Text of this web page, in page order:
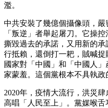
濫。
中共安裝了幾億個攝像頭，
「叛逆」者舉起屠刀。它操
撕毀過去的承諾，又用新的
行抵賴，還倒打一耙，賊喊
國家對「中國」和「中國人
家蒙羞。這個黨根本不具執政
2020年，疫情大流行，洪災
高唱「人民至上」。黨媒喉